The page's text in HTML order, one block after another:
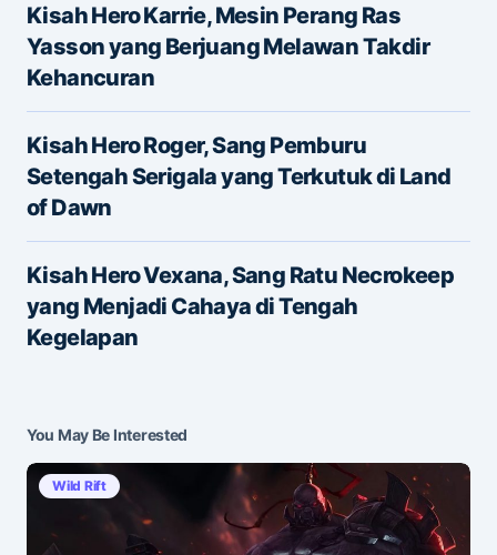
E-mail
Save my name and e-mail in this browser for the
next time I comment.
Kisah Hero Karrie, Mesin Perang Ras
Yasson yang Berjuang Melawan Takdir
Kehancuran
Kisah Hero Roger, Sang Pemburu
Setengah Serigala yang Terkutuk di Land
of Dawn
Kisah Hero Vexana, Sang Ratu Necrokeep
yang Menjadi Cahaya di Tengah
Kegelapan
You May Be Interested
Wild Rift